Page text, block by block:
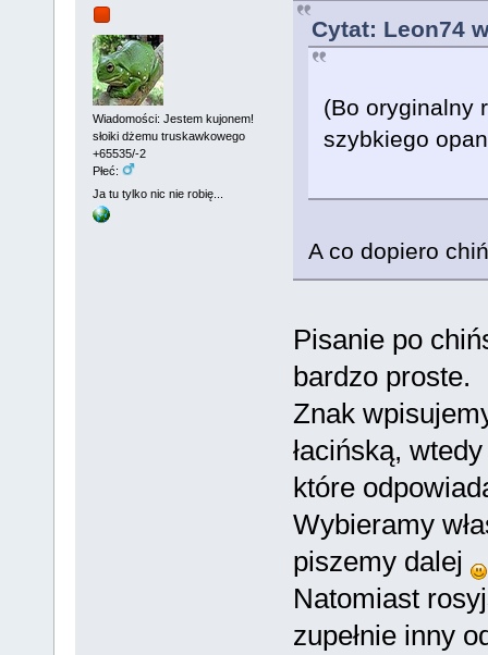
Wiadomości: Jestem kujonem!
słoiki dżemu truskawkowego
+65535/-2
Płeć:
Ja tu tylko nic nie robię...
Cytat: Leon74
(Bo oryginalny
szybkiego
A co dopiero
Pisanie po
bardzo proste.
Znak
łacińską,
które
Wybieramy
piszemy dalej
Natomiast
zupełnie inny